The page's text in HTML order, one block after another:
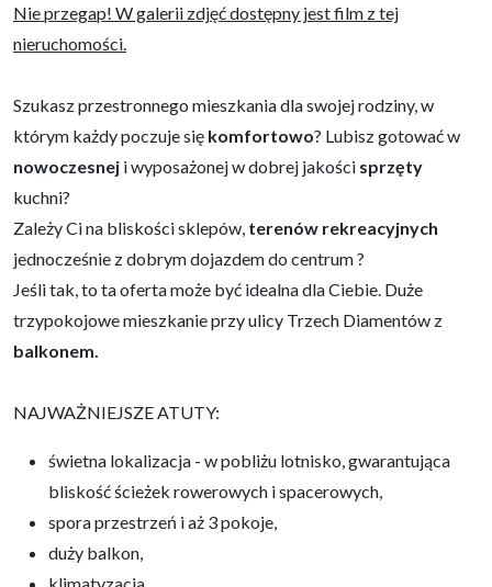
Nie przegap! W galerii zdjęć dostępny jest film z tej
nieruchomości.
Szukasz przestronnego mieszkania dla swojej rodziny, w
którym każdy poczuje się komfortowo? Lubisz gotować w
nowoczesnej i wyposażonej w dobrej jakości sprzęty
kuchni?
Zależy Ci na bliskości sklepów, terenów rekreacyjnych
jednocześnie z dobrym dojazdem do centrum ?
Jeśli tak, to ta oferta może być idealna dla Ciebie. Duże
trzypokojowe mieszkanie przy ulicy Trzech Diamentów z
balkonem.
NAJWAŻNIEJSZE ATUTY:
świetna lokalizacja - w pobliżu lotnisko, gwarantująca
bliskość ścieżek rowerowych i spacerowych,
spora przestrzeń i aż 3 pokoje,
duży balkon,
klimatyzacja,